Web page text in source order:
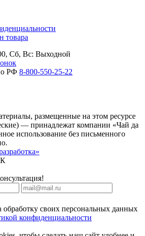
товара
Сб, Вс: Выходной
РФ 8-800-550-25-22
размещенные на этом ресурсе
— принадлежат компании «Чай да
использование без письменного
обработку своих персональных данных
конфиденциальности